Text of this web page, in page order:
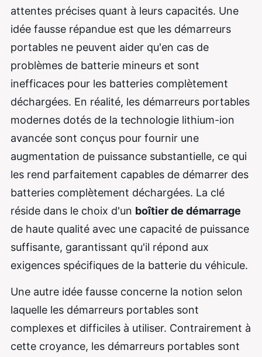
attentes précises quant à leurs capacités. Une
idée fausse répandue est que les démarreurs
portables ne peuvent aider qu'en cas de
problèmes de batterie mineurs et sont
inefficaces pour les batteries complètement
déchargées. En réalité, les démarreurs portables
modernes dotés de la technologie lithium-ion
avancée sont conçus pour fournir une
augmentation de puissance substantielle, ce qui
les rend parfaitement capables de démarrer des
batteries complètement déchargées. La clé
réside dans le choix d'un boîtier de démarrage
de haute qualité avec une capacité de puissance
suffisante, garantissant qu'il répond aux
exigences spécifiques de la batterie du véhicule.
Une autre idée fausse concerne la notion selon
laquelle les démarreurs portables sont
complexes et difficiles à utiliser. Contrairement à
cette croyance, les démarreurs portables sont